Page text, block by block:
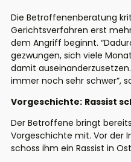
Die Betroffenenberatung
Gerichtsverfahren erst
dem Angriff beginnt.
gezwungen, sich viele
damit
immer noch sehr schwer”,
Vorgeschichte: Rassist
Der Betroffene bringt
Vorgeschichte mit. Vor der
schoss ihm ein Rassist in